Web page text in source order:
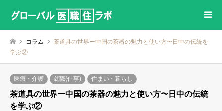
コラム
茶道具の世界ー中国の茶器の魅力と使い方〜日中の伝統を
学ぶ②
医療・介護 就職(仕事) 住まい・暮らし
茶道具の世界ー中国の茶器の魅力と使い方〜日中の伝統
を学ぶ②